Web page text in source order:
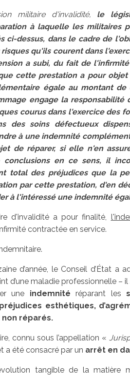
militaire d'invalidité, le
à laquelle les militaires
ci-dessus, dans le cadre de
qu'ils courent dans
a subi, du fait de
cette prestation a pour
égale au montant de
engage la
courus dans l'exercice des
des soins défectueux
à une indemnité
de réparer, si elle n'en
conclusions en ce sens, il
total des préjudices que la
par cette prestation, d'en
à l'intéressé une indemnité
d'invalidité a pour finalité,
contractée en service.
d’année, le Conseil d’État a
d’une maladie professionnelle – il
une indemnité réparant les
esthétiques,
réparés.
connu sous l’appellation «
a été consacré par un arrêt en
tangible de la matière